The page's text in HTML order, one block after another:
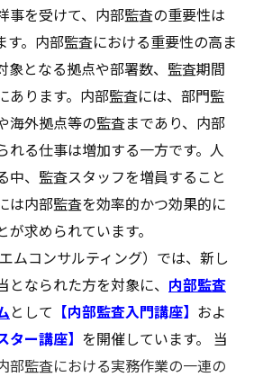
事を受けて、内部監査の重要性は
す。内部監査における重要性の高ま
象となる拠点や部署数、監査期間
あります。内部監査には、部門監
海外拠点等の監査まであり、内部
れる仕事は増加する一方です。人
中、監査スタッフを増員すること
は内部監査を効率的かつ効果的に
求められています。
ムコンサルティング）では、新し
となられた方を対象に、 内部監査
として 【内部監査入門講座】 およ
ター講座】 を開催しています。 当
部監査における実務作業の一連の